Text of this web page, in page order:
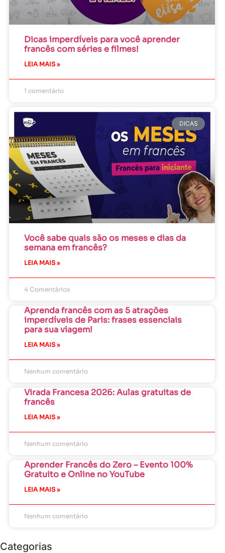
Dicas imperdíveis para você aprender
francês com séries e filmes!
LEIA MAIS »
1 comentário
DICAS
Você sabe quais são os meses e dias da
semana em francês?
LEIA MAIS »
4 Comentários
Aprenda francês com as 5 atrações
imperdíveis de Paris: frases essenciais
para sua viagem!
LEIA MAIS »
Nenhum comentário
Virada Francesa 2026: Aulas gratuitas de
francês
LEIA MAIS »
Nenhum comentário
Aprender Francês do Zero – Evento 100%
Gratuito e Online no YouTube
LEIA MAIS »
Nenhum comentário
Categorias